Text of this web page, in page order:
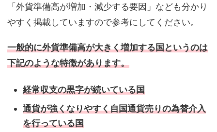
「外貨準備高が増加・減少する要因」なども分かり
やすく掲載していますので参考にしてください。
一般的に外貨準備高が大きく増加する国というのは
下記のような特徴があります。
経常収支の黒字が続いている国
通貨が強くなりやすく自国通貨売りの為替介入
を行っている国